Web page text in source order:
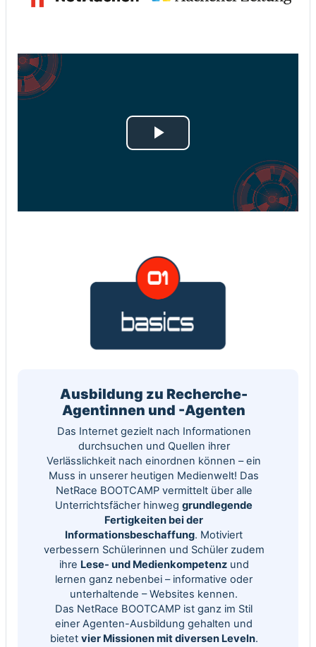
Play
Ausbildung zu Recherche-
Agentinnen und -Agenten
Das Internet gezielt nach Informationen
durchsuchen und Quellen ihrer
Verlässlichkeit nach einordnen können – ein
Muss in unserer heutigen Medienwelt! Das
NetRace BOOTCAMP vermittelt über alle
Unterrichtsfächer hinweg grundlegende
Fertigkeiten bei der
Informationsbeschaffung. Motiviert
verbessern Schülerinnen und Schüler zudem
ihre Lese- und Medienkompetenzund
lernen ganz nebenbei – informative oder
unterhaltende – Websites kennen.
Das NetRace BOOTCAMP ist ganz im Stil
einer Agenten-Ausbildung gehalten und
bietet vier Missionen mit diversen Leveln.